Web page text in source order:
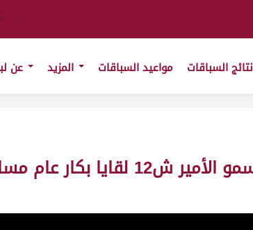
نتائج السباقات مواعيد السباقات